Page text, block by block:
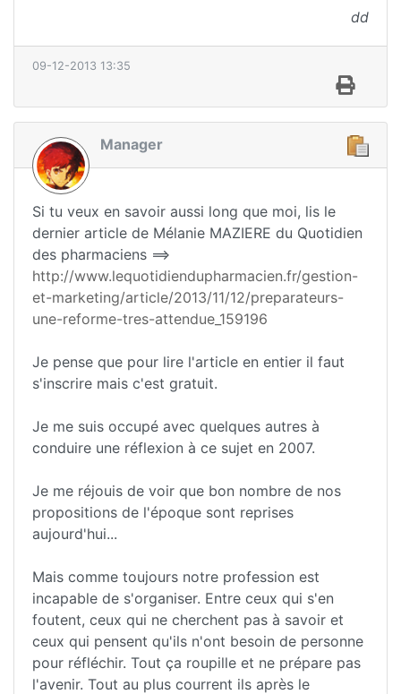
dd
09-12-2013 13:35
Manager
Si tu veux en savoir aussi long que moi, lis le
dernier article de Mélanie MAZIERE du Quotidien
des pharmaciens ==>
http://www.lequotidiendupharmacien.fr/gestion-
et-marketing/article/2013/11/12/preparateurs-
une-reforme-tres-attendue_159196
Je pense que pour lire l'article en entier il faut
s'inscrire mais c'est gratuit.
Je me suis occupé avec quelques autres à
conduire une réflexion à ce sujet en 2007.
Je me réjouis de voir que bon nombre de nos
propositions de l'époque sont reprises
aujourd'hui...
Mais comme toujours notre profession est
incapable de s'organiser. Entre ceux qui s'en
foutent, ceux qui ne cherchent pas à savoir et
ceux qui pensent qu'ils n'ont besoin de personne
pour réfléchir. Tout ça roupille et ne prépare pas
l'avenir. Tout au plus courrent ils après le